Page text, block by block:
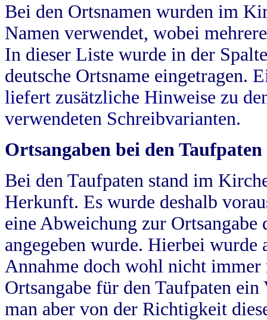
Bei den Ortsnamen wurden im
Namen verwendet, wobei
In dieser Liste wurde in der
deutsche Ortsname eingetragen.
liefert zusätzliche Hinweise zu
verwendeten Schreibvarianten.
Ortsangaben bei den Taufpaten
Bei den Taufpaten stand im
Herkunft. Es wurde deshalb
eine Abweichung zur
angegeben wurde. Hierbei wurde
Annahme doch wohl nicht
Ortsangabe für den Taufpaten
man aber von der Richtigkeit